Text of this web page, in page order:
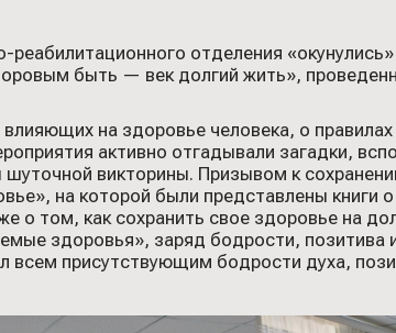
отделения
быть — век долгий жить»,
на здоровье человека, о
активно отгадывали загадки,
викторины. Призывом к
на которой были представлены книги
о том, как сохранить свое здоровье на
здоровья», заряд бодрости,
всем присутствующим бодрости духа,